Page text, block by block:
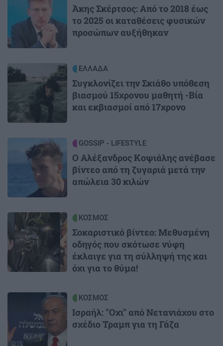
Άκης Σκέρτσος: Από το 2018 έως
το 2025 οι καταθέσεις φυσικών
προσώπων αυξήθηκαν
Image ΕΛΛΑΔΑ
Συγκλονίζει την Σκιάθο υπόθεση
βιασμού 15χρονου μαθητή -Βία
και εκβιασμοί από 17χρονο
GOSSIP - LIFESTYLE
Ο Αλέξανδρος Κοψιάλης ανέβασε
βίντεο από τη ζυγαριά μετά την
απώλεια 30 κιλών
Image ΚΟΣΜΟΣ
Σοκαριστικό βίντεο: Μεθυσμένη
οδηγός που σκότωσε νύφη
έκλαιγε για τη σύλληψή της και
όχι για το θύμα!
ΚΟΣΜΟΣ
Ισραήλ: "Οχι" από Νετανιάχου στο
σχέδιο Τραμπ για τη Γάζα